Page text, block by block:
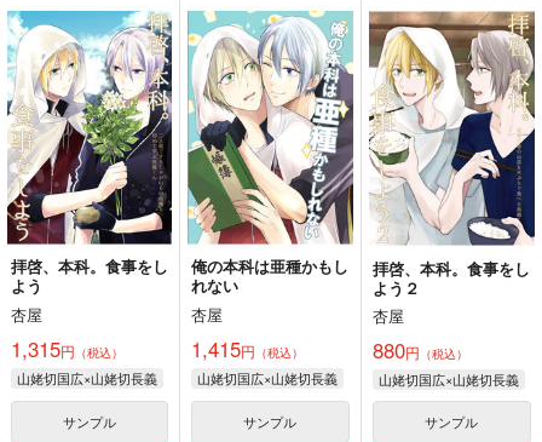
拝啓、本科。食事をし
よう
杏屋
1,315円 （税込）
山姥切国広×山姥切長義
サンプル
俺の本科は亜種かもし
れない
杏屋
1,415円 （税込）
山姥切国広×山姥切長義
サンプル
拝啓、本科。食事をし
よう２
杏屋
880円 （税込）
山姥切国広×山姥切長義
サンプル